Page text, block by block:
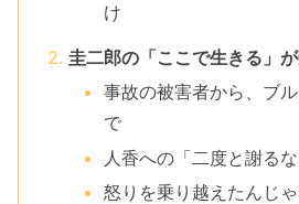
け
圭二郎の「ここで生きる」
事故の被害者から、ブ
で
人香への「二度と謝る
怒りを乗り越えたんじ